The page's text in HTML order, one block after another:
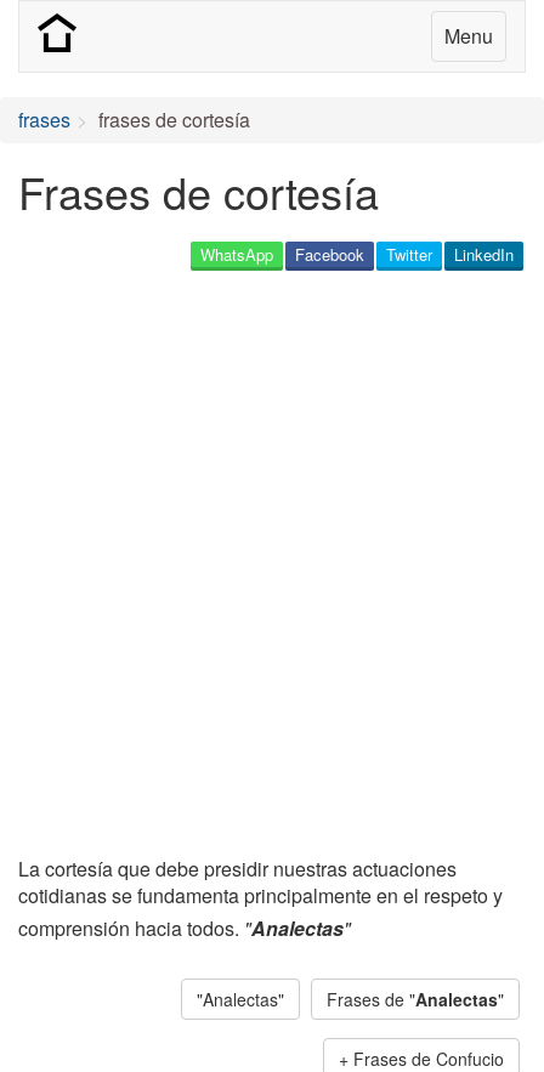
Menu
frases frases de cortesía
Frases de cortesía
LinkedIn
Twitter
Facebook
WhatsApp
La cortesía que debe presidir nuestras actuaciones
cotidianas se fundamenta principalmente en el respeto y
comprensión hacia todos. "Analectas"
"Analectas" Frases de "Analectas"
Frases de Confucio